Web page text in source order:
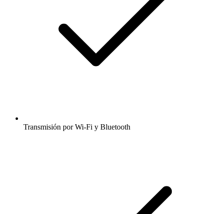
Transmisión por Wi-Fi y Bluetooth